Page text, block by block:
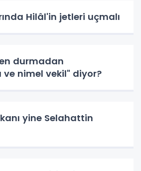
Hilâl'in jetleri uçmalı
durmadan
nimel vekil" diyor?
yine Selahattin